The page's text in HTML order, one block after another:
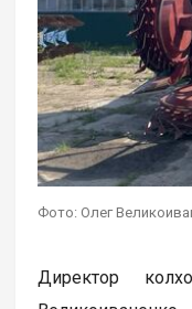
Фото: Олег
Директор